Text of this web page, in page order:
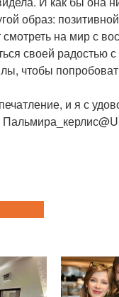
образ:
на мир с
своей
чтобы
и я с